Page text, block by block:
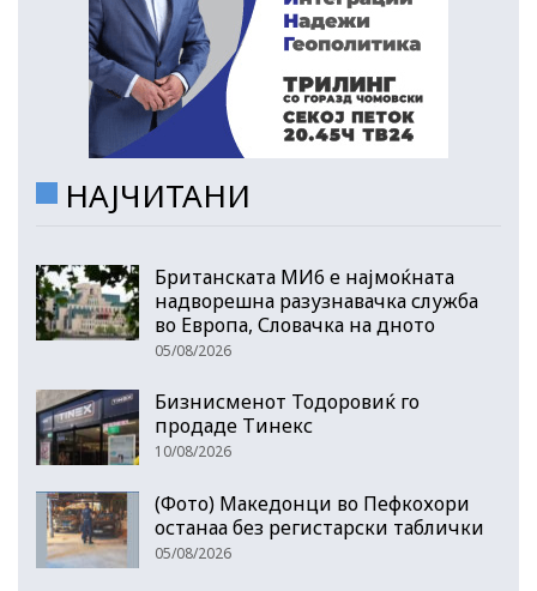
НАЈЧИТАНИ
Британската МИ6 е најмоќната
надворешна разузнавачка служба
во Европа, Словачка на дното
05/08/2026
Бизнисменот Тодоровиќ го
продаде Тинекс
10/08/2026
(Фото) Македонци во Пефкохори
останаа без регистарски таблички
05/08/2026